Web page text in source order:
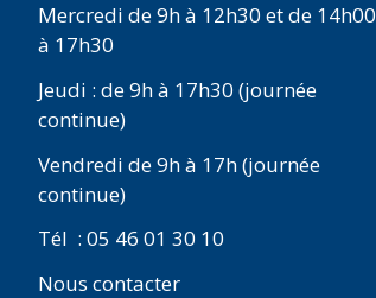
Mercredi de 9h à 12h30 et de 14h00
à 17h30
Jeudi : de 9h à 17h30 (journée
continue)
Vendredi de 9h à 17h (journée
continue)
Tél : 05 46 01 30 10
Nous contacter